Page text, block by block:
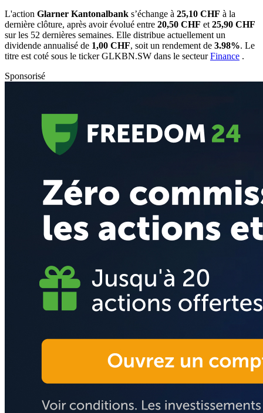
L'action Glarner Kantonalbank s’échange à 25,10 CHF à la
dernière clôture, après avoir évolué entre 20,50 CHF et 25,90 CHF
sur les 52 dernières semaines. Elle distribue actuellement un
dividende annualisé de 1,00 CHF, soit un rendement de 3.98%. Le
titre est coté sous le tickerGLKBN.SW dans le secteurFinance .
Sponsorisé